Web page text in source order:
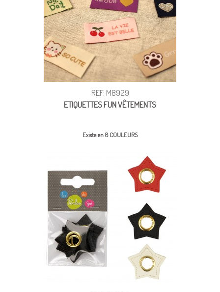
REF: M8929
ETIQUETTES FUN VÊTEMENTS
Existe en 8 COULEURS